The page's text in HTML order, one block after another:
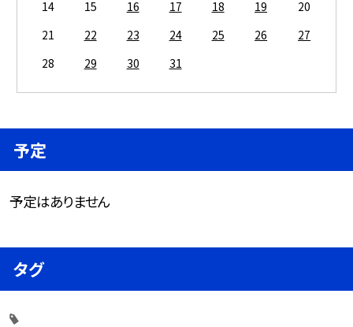
14
15 16 17 18 19
20
21
22 23 24 25 26
27
28
29 30 31
予定
予定はありません
タグ